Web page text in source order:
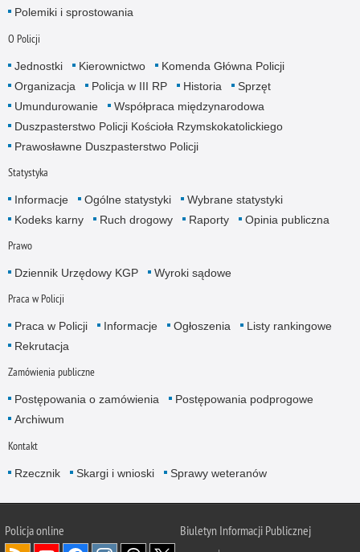
Polemiki i sprostowania
O Policji
Jednostki Kierownictwo
Komenda Główna Policji
Organizacja
Policja w III RP Historia
Sprzęt
Umundurowanie
Współpraca międzynarodowa
Duszpasterstwo Policji Kościoła Rzymskokatolickiego
Prawosławne Duszpasterstwo Policji
Statystyka
Informacje Ogólne statystyki
Wybrane statystyki
Kodeks karny
Ruch drogowy Raporty Opinia publiczna
Prawo
Dziennik Urzędowy KGP Wyroki sądowe
Praca w Policji
Praca w Policji Informacje Ogłoszenia
Listy rankingowe
Rekrutacja
Zamówienia publiczne
Postępowania o zamówienia
Postępowania podprogowe
Archiwum
Kontakt
Rzecznik Skargi i wnioski Sprawy weteranów
Policjaonline
Biuletyn Informacji Publicznej